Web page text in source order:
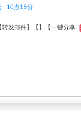
10点15分
转发邮件】【 】 【一键分享